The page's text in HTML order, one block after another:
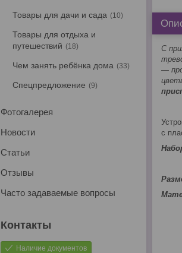
С
―
с
Товары для дачи и сада 10
Товары для отдыха и
путешествий
18
Чем занять ребёнка дома 33
Спецпредложение 9
Фотогалерея
Новости
Статьи
Отзывы
Часто задаваемые вопросы
Наличие документов